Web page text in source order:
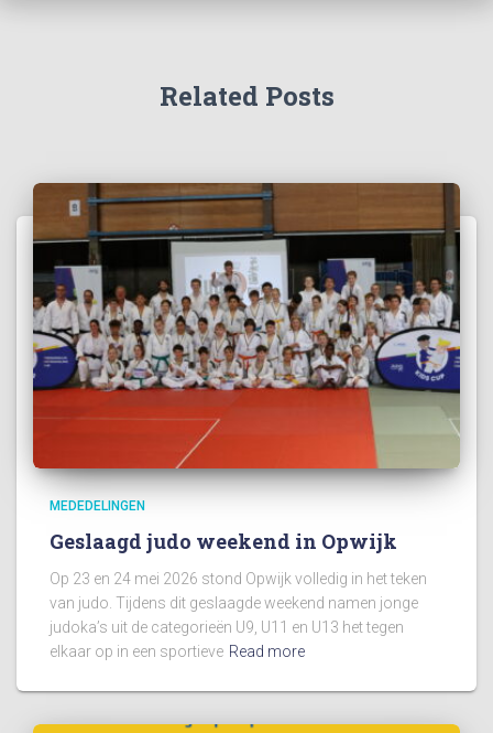
Related Posts
MEDEDELINGEN
Geslaagd judo weekend in Opwijk
Op 23 en 24 mei 2026 stond Opwijk volledig in het teken
van judo. Tijdens dit geslaagde weekend namen jonge
judoka’s uit de categorieën U9, U11 en U13 het tegen
elkaar op in een sportieve Read more